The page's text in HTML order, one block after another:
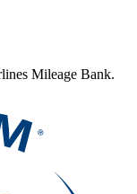
Mileage Bank.